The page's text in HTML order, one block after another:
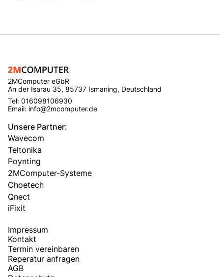
2MComputer eGbR
An der Isarau 35, 85737 Ismaning, Deutschland
Tel: 016098106930
Email: info@2mcomputer.de
Unsere Partner:
Wavecom
Teltonika
Poynting
2MComputer-Systeme
Choetech
Qnect
iFixit
Impressum
Kontakt
Termin vereinbaren
Reperatur anfragen
AGB